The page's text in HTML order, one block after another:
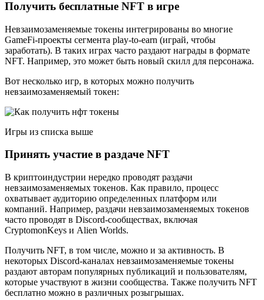
Получить бесплатные NFT в игре
Невзаимозаменяемые токены интегрированы во многие
GameFi-проекты сегмента play-to-earn (играй, чтобы
заработать). В таких играх часто раздают награды в формате
NFT. Например, это может быть новый скилл для персонажа.
Вот несколько игр, в которых можно получить
невзаимозаменяемый токен:
Игры из списка выше
Принять участие в раздаче NFT
В криптоиндустрии нередко проводят раздачи
невзаимозаменяемых токенов. Как правило, процесс
охватывает аудиторию определенных платформ или
компаний. Например, раздачи невзаимозаменяемых токенов
часто проводят в Discord-сообществах, включая
CryptomonKeys и Alien Worlds.
Получить NFT, в том числе, можно и за активность. В
некоторых Discord-каналах невзаимозаменяемые токены
раздают авторам популярных публикаций и пользователям,
которые участвуют в жизни сообщества. Также получить NFT
бесплатно можно в различных розыгрышах.